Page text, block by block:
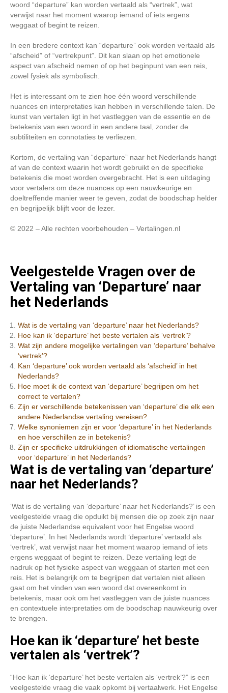
woord “departure” kan worden vertaald als “vertrek”, wat
verwijst naar het moment waarop iemand of iets ergens
weggaat of begint te reizen.
In een bredere context kan “departure” ook worden vertaald als
“afscheid” of “vertrekpunt”. Dit kan slaan op het emotionele
aspect van afscheid nemen of op het beginpunt van een reis,
zowel fysiek als symbolisch.
Het is interessant om te zien hoe één woord verschillende
nuances en interpretaties kan hebben in verschillende talen. De
kunst van vertalen ligt in het vastleggen van de essentie en de
betekenis van een woord in een andere taal, zonder de
subtiliteiten en connotaties te verliezen.
Kortom, de vertaling van “departure” naar het Nederlands hangt
af van de context waarin het wordt gebruikt en de specifieke
betekenis die moet worden overgebracht. Het is een uitdaging
voor vertalers om deze nuances op een nauwkeurige en
doeltreffende manier weer te geven, zodat de boodschap helder
en begrijpelijk blijft voor de lezer.
© 2022 – Alle rechten voorbehouden – Vertalingen.nl
Veelgestelde Vragen over de
Vertaling van ‘Departure’ naar
het Nederlands
Wat is de vertaling van ‘departure’ naar het Nederlands?
Hoe kan ik ‘departure’ het beste vertalen als ‘vertrek’?
Wat zijn andere mogelijke vertalingen van ‘departure’ behalve
‘vertrek’?
Kan ‘departure’ ook worden vertaald als ‘afscheid’ in het
Nederlands?
Hoe moet ik de context van ‘departure’ begrijpen om het
correct te vertalen?
Zijn er verschillende betekenissen van ‘departure’ die elk een
andere Nederlandse vertaling vereisen?
Welke synoniemen zijn er voor ‘departure’ in het Nederlands
en hoe verschillen ze in betekenis?
Zijn er specifieke uitdrukkingen of idiomatische vertalingen
voor ‘departure’ in het Nederlands?
Wat is de vertaling van ‘departure’
naar het Nederlands?
‘Wat is de vertaling van ‘departure’ naar het Nederlands?’ is een
veelgestelde vraag die opduikt bij mensen die op zoek zijn naar
de juiste Nederlandse equivalent voor het Engelse woord
‘departure’. In het Nederlands wordt ‘departure’ vertaald als
‘vertrek’, wat verwijst naar het moment waarop iemand of iets
ergens weggaat of begint te reizen. Deze vertaling legt de
nadruk op het fysieke aspect van weggaan of starten met een
reis. Het is belangrijk om te begrijpen dat vertalen niet alleen
gaat om het vinden van een woord dat overeenkomt in
betekenis, maar ook om het vastleggen van de juiste nuances
en contextuele interpretaties om de boodschap nauwkeurig over
te brengen.
Hoe kan ik ‘departure’ het beste
vertalen als ‘vertrek’?
“Hoe kan ik ‘departure’ het beste vertalen als ‘vertrek’?” is een
veelgestelde vraag die vaak opkomt bij vertaalwerk. Het Engelse